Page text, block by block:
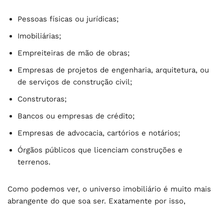
Pessoas físicas ou jurídicas;
Imobiliárias;
Empreiteiras de mão de obras;
Empresas de projetos de engenharia, arquitetura, ou
de serviços de construção civil;
Construtoras;
Bancos ou empresas de crédito;
Empresas de advocacia, cartórios e notários;
Órgãos públicos que licenciam construções e
terrenos.
Como podemos ver, o universo imobiliário é muito mais
abrangente do que soa ser. Exatamente por isso,